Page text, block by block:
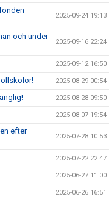
–
2025-09-24 19:13
och under
2025-09-16 22:24
2025-09-12 16:50
2025-08-29 00:54
2025-08-28 09:50
2025-08-07 19:54
efter
2025-07-28 10:53
2025-07-22 22:47
2025-06-27 11:00
2025-06-26 16:51